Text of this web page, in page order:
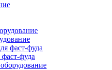
фуда